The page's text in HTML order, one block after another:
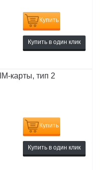
Купить
Купить в один клик
карты, тип 2
Купить
Купить в один клик